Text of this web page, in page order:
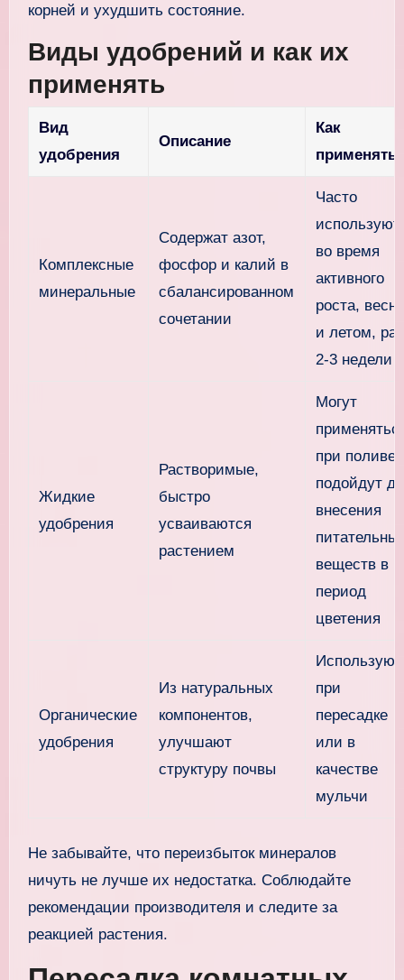
корней и ухудшить состояние.
Виды удобрений и как их
применять
Вид
удобрения
Описание
Как
применять
Комплексные
минеральные
Содержат азот,
фосфор и калий в
сбалансированном
сочетании
Часто
во время
активного
роста,
и летом,
2-3 недели
Жидкие
удобрения
Растворимые,
быстро
усваиваются
растением
Могут
при поливе,
подойдут
внесения
веществ в
период
цветения
Органические
удобрения
Из натуральных
компонентов,
улучшают
структуру почвы
Используют
при
пересадке
или в
качестве
мульчи
Не забывайте, что переизбыток минералов
ничуть не лучше их недостатка. Соблюдайте
рекомендации производителя и следите за
реакцией растения.